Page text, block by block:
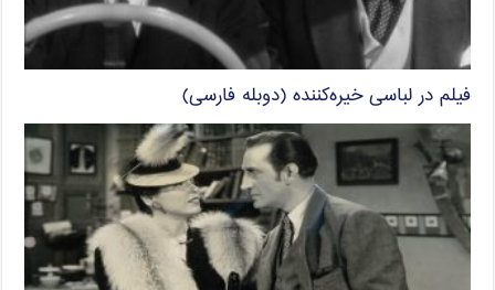
فیلم در لباسی خیره‌کننده (دوبله فارسی)